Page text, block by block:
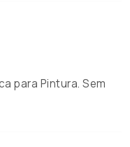
para Pintura. Sem